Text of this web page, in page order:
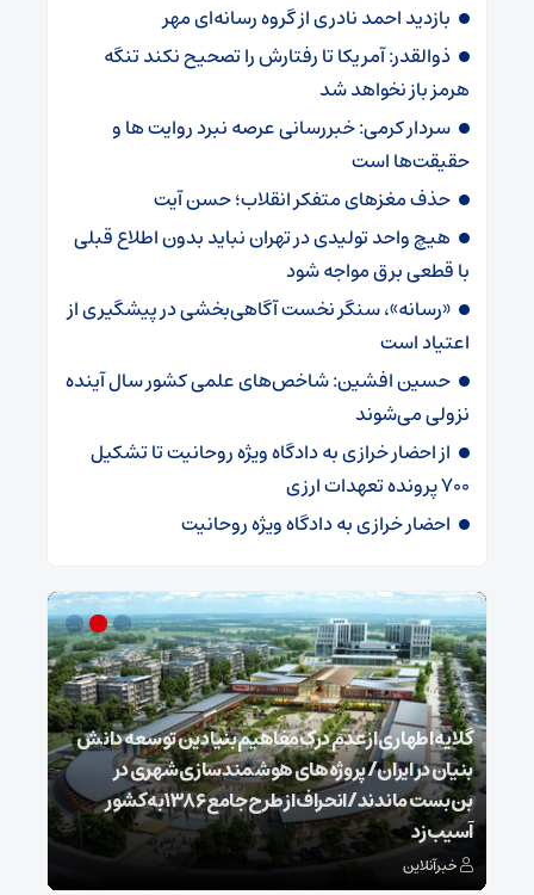
بازدید احمد نادری از گروه رسانه‌ای مهر
ذوالقدر: آمریکا تا رفتارش را تصحیح نکند تنگه
هرمز باز نخواهد شد
سردار کرمی: خبررسانی عرصه نبرد روایت ها و
حقیقت‌ها است
حذف مغزهای متفکر انقلاب؛ حسن آیت
هیچ واحد تولیدی در تهران نباید بدون اطلاع قبلی
با قطعی برق مواجه شود
«رسانه»، سنگر نخست آگاهی‌بخشی در پیشگیری از
اعتیاد است
حسین افشین: شاخص‌های علمی کشور سال آینده
نزولی می‌شوند
از احضار خرازی به دادگاه ویژه روحانیت تا تشکیل
۷۰۰ پرونده تعهدات ارزی
احضار خرازی به دادگاه ویژه روحانیت
گلایه اطهاری از عدم درک مفاهیم بنیادین توسعه دانش
بنیان در ایران/ پروژه‌های هوشمندسازی شهری در
بن‌بست ماندند/انحراف از طرح جامع ۱۳۸۶ به کشور
آسیب زد
خبرآنلاین